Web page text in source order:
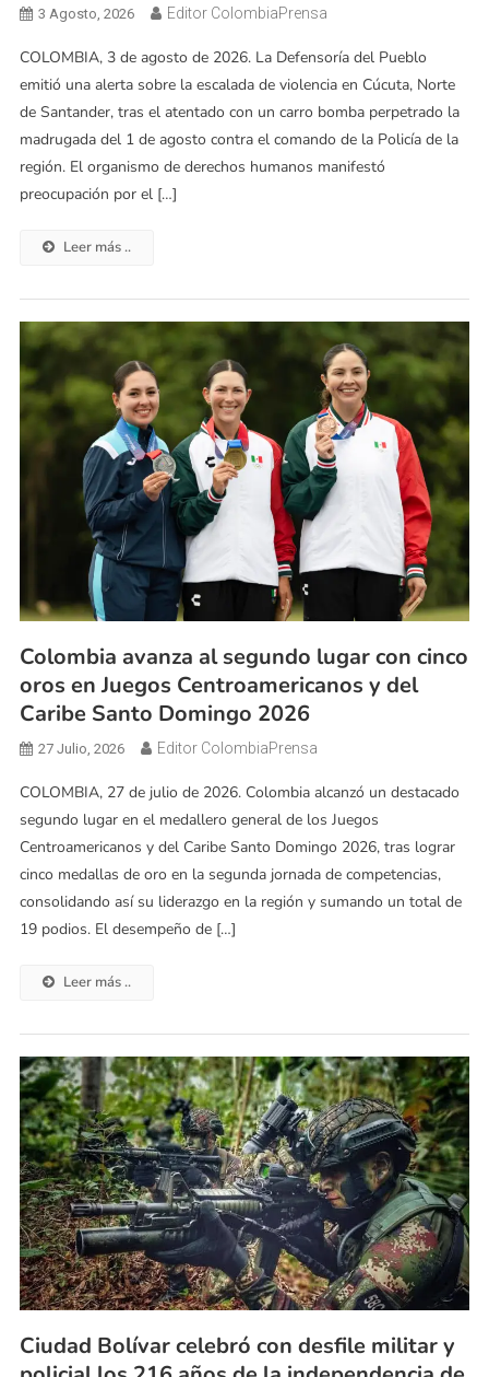
3 Agosto, 2026 Editor ColombiaPrensa
COLOMBIA, 3 de agosto de 2026. La Defensoría del Pueblo
emitió una alerta sobre la escalada de violencia en Cúcuta, Norte
de Santander, tras el atentado con un carro bomba perpetrado la
madrugada del 1 de agosto contra el comando de la Policía de la
región. El organismo de derechos humanos manifestó
preocupación por el […]
Leer más ..
Colombia avanza al segundo lugar con cinco
oros en Juegos Centroamericanos y del
Caribe Santo Domingo 2026
27 Julio, 2026 Editor ColombiaPrensa
COLOMBIA, 27 de julio de 2026. Colombia alcanzó un destacado
segundo lugar en el medallero general de los Juegos
Centroamericanos y del Caribe Santo Domingo 2026, tras lograr
cinco medallas de oro en la segunda jornada de competencias,
consolidando así su liderazgo en la región y sumando un total de
19 podios. El desempeño de […]
Leer más ..
Ciudad Bolívar celebró con desfile militar y